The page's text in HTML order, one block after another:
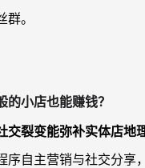
。
的小店也能赚钱？
交裂变能弥补实体店地
序自主营销与社交分享，